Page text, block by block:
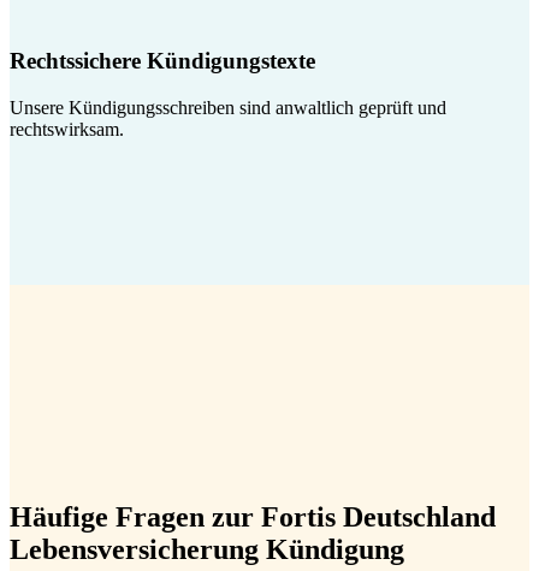
Rechtssichere Kündigungstexte
Unsere Kündigungsschreiben sind anwaltlich geprüft und
rechtswirksam.
Häufige Fragen zur Fortis Deutschland
Lebensversicherung Kündigung